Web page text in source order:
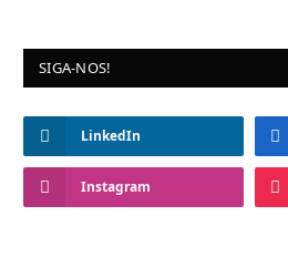
SIGA-NOS!
LinkedIn
Instagram